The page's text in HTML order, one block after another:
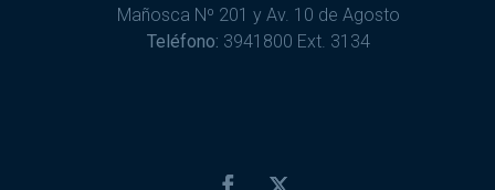
Mañosca Nº 201 y Av. 10 de Agosto
Teléfono: 3941800 Ext. 3134